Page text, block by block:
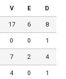
V E D
17 6 8
0 0 1
7 2 4
4 0 1